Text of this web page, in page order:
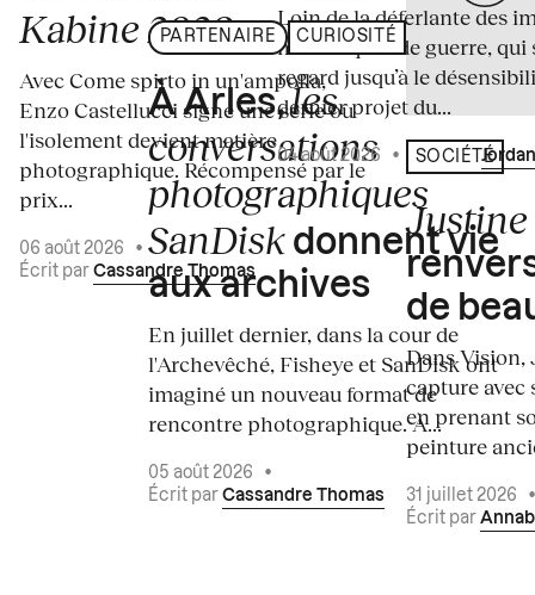
Kabine 2026
Avec Come spirto in un'ampolla,
Enzo Castellucci signe une série où
l'isolement devient matière
photographique. Récompensé par le
prix...
06 août 2026
•
Écrit par Cassandre Thomas
PARTENAIRE CURIOSITÉ
À Arles,les
conversations
photographiques
SanDisk donnent vie
aux archives
En juillet dernier, dans la cour de
l'Archevêché, Fisheye et SanDisk ont
imaginé un nouveau format de
rencontre photographique. À...
05 août 2026
•
Écrit par Cassandre Thomas
Loin de la déferlante des
médiatiques de guerre, qui
regard jusqu’à le
dernier projet du...
04 août 2026 • Écrit par
SOCIÉTÉ
de
Dans
capture avec
en prenant
peinture
31 juillet 2026
Écrit par